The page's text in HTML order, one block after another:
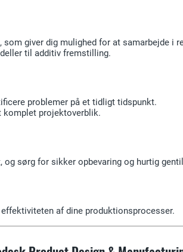
som giver dig mulighed for at samarbejde i
til additiv fremstilling.
problemer på et tidligt tidspunkt.
komplet projektoverblik.
sørg for sikker opbevaring og hurtig
af dine produktionsprocesser.